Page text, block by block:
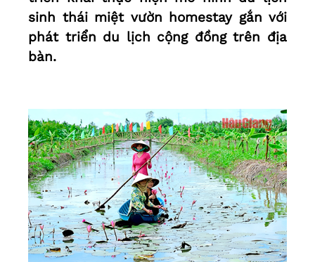
sinh thái miệt vườn homestay gắn với
phát triển du lịch cộng đồng trên địa
bàn.